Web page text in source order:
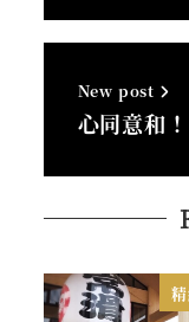
New post
心同意和！